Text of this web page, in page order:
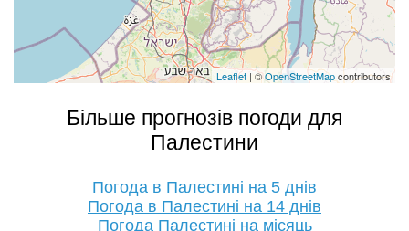
Leaflet | ©OpenStreetMapcontributors
Більше прогнозів погоди для
Палестини
Погода в Палестині на 5 днів
Погода в Палестині на 14 днів
Погода Палестині на місяць